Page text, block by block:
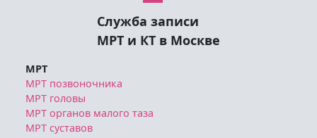
Служба записи
МРТ и КТ в Москве
МРТ
МРТ позвоночника
МРТ головы
МРТ органов малого таза
МРТ суставов